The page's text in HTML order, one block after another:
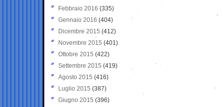
Febbraio 2016 (335)
Gennaio 2016 (404)
Dicembre 2015 (412)
Novembre 2015 (401)
Ottobre 2015 (422)
Settembre 2015 (419)
Agosto 2015 (416)
Luglio 2015 (387)
Giugno 2015 (396)